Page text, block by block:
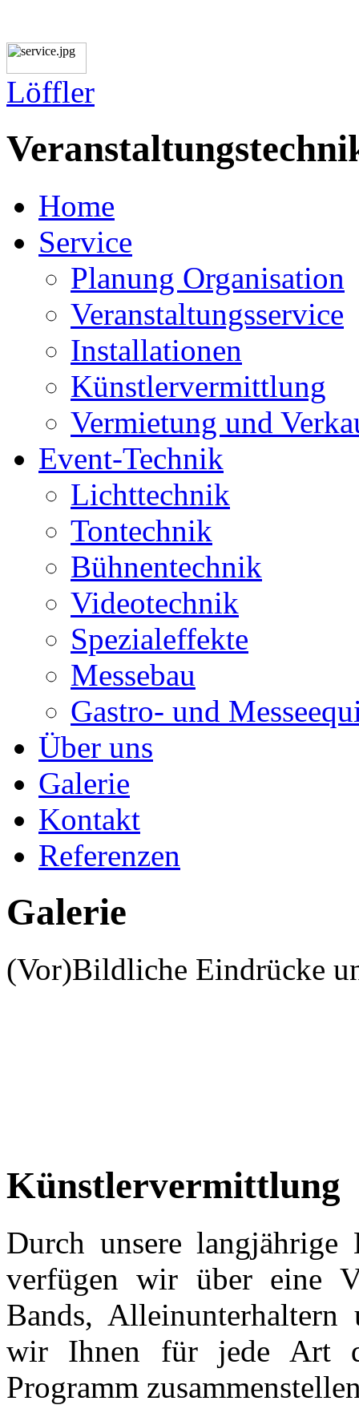
Löffler
Home
Service
Planung Organisation
Veranstaltungsservice
Installationen
Künstlervermittlung
Vermietung und
Event-Technik
Lichttechnik
Tontechnik
Bühnentechnik
Videotechnik
Spezialeffekte
Messebau
Gastro- und
Über uns
Galerie
Kontakt
Referenzen
Galerie
(Vor)Bildliche Eindrücke
Künstlervermittlung
Durch unsere
verfügen wir über eine
Bands, Alleinunterhaltern
wir Ihnen für jede Art
Programm